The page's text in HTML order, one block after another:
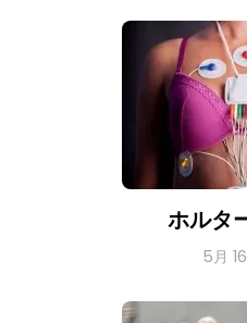
ホルタ
5月